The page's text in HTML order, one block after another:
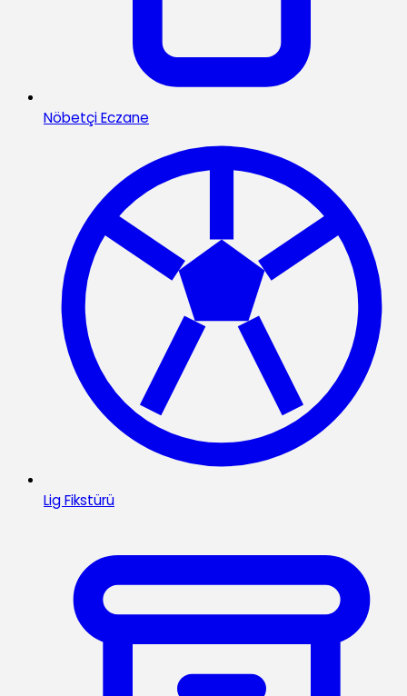
Nöbetçi Eczane
Lig Fikstürü